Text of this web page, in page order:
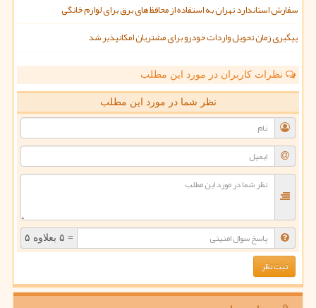
سفارش استاندارد تهران به استفاده از محافظ های برق برای لوازم خانگی
پیگیری زمان تحویل واردات خودرو برای مشتریان امکانپذیر شد
نظرات کاربران در مورد این مطلب
نظر شما در مورد این مطلب
= ۵ بعلاوه ۵